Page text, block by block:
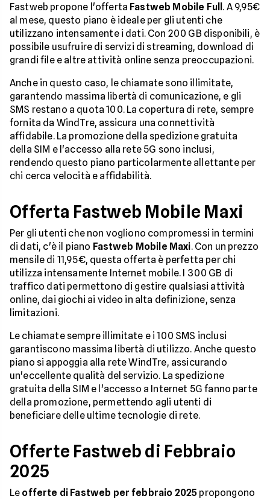
Fastweb propone l'offerta Fastweb Mobile Full . A 9,95€
al mese, questo piano è ideale per gli utenti che
utilizzano intensamente i dati. Con 200 GB disponibili, è
possibile usufruire di servizi di streaming, download di
grandi file e altre attività online senza preoccupazioni.
Anche in questo caso, le chiamate sono illimitate,
garantendo massima libertà di comunicazione, e gli
SMS restano a quota 100. La copertura di rete, sempre
fornita da WindTre, assicura una connettività
affidabile. La promozione della spedizione gratuita
della SIM e l'accesso alla rete 5G sono inclusi,
rendendo questo piano particolarmente allettante per
chi cerca velocità e affidabilità.
Offerta Fastweb Mobile Maxi
Per gli utenti che non vogliono compromessi in termini
di dati, c'è il piano Fastweb Mobile Maxi. Con un prezzo
mensile di 11,95€, questa offerta è perfetta per chi
utilizza intensamente Internet mobile. I 300 GB di
traffico dati permettono di gestire qualsiasi attività
online, dai giochi ai video in alta definizione, senza
limitazioni.
Le chiamate sempre illimitate e i 100 SMS inclusi
garantiscono massima libertà di utilizzo. Anche questo
piano si appoggia alla rete WindTre, assicurando
un'eccellente qualità del servizio. La spedizione
gratuita della SIM e l'accesso a Internet 5G fanno parte
della promozione, permettendo agli utenti di
beneficiare delle ultime tecnologie di rete.
Offerte Fastweb di Febbraio
2025
Le offerte di Fastweb per febbraio 2025 propongono